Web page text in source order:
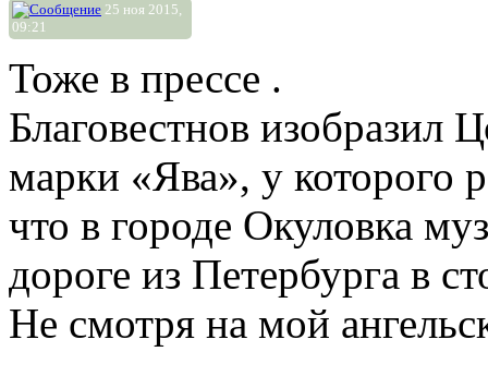
25 ноя 2015,
09:21
Тоже в прессе .
Благовестнов изобразил
марки «Ява», у которого
что в городе Окуловка
дороге из Петербурга в
Не смотря на мой